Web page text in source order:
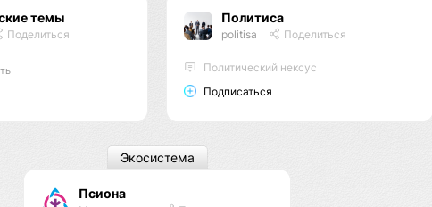
темы
Поделиться
Политиса
politisa Поделиться
Политический нексус
Подписаться
Псиона
Экосистема